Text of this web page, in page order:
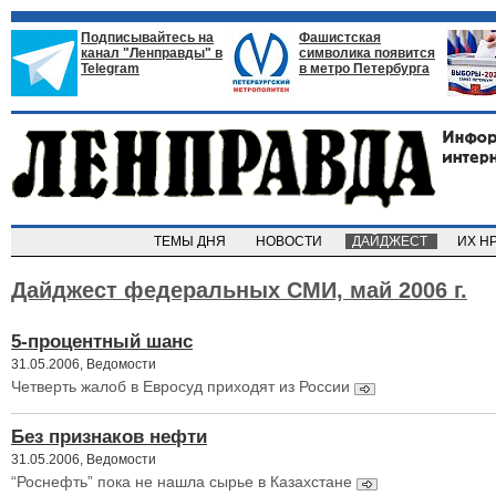
Подписывайтесь на
канал "Ленправды" в
Telegram
Фашистская
символика появится
в метро Петербурга
ТЕМЫ ДНЯ НОВОСТИ ДАЙДЖЕСТ ИХ
Дайджест федеральных СМИ, май 2006 г.
5-процентный шанс
31.05.2006, Ведомости
Четверть жалоб в Евросуд приходят из России
Без признаков нефти
31.05.2006, Ведомости
“Роснефть” пока не нашла сырье в Казахстане